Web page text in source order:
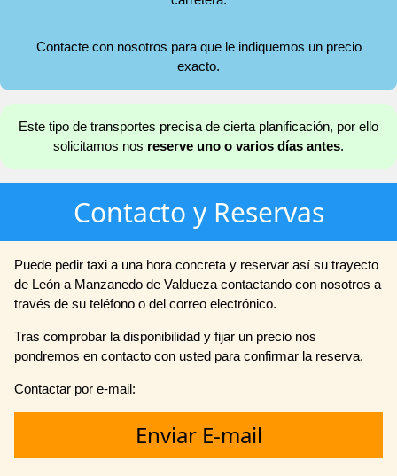
Contacte con nosotros para que le indiquemos un precio
exacto.
Este tipo de transportes precisa de cierta planificación, por ello
solicitamos nos reserve uno o varios días antes.
Contacto y Reservas
Puede pedir taxi a una hora concreta y reservar así su trayecto
de León a Manzanedo de Valdueza contactando con nosotros a
través de su teléfono o del correo electrónico.
Tras comprobar la disponibilidad y fijar un precio nos
pondremos en contacto con usted para confirmar la reserva.
Contactar por e-mail:
Enviar E-mail